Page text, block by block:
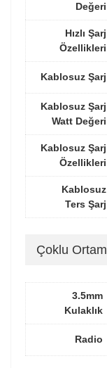
Değeri
Hızlı Şarj
Özellikleri
Kablosuz Şarj
Kablosuz Şarj
Watt Değeri
Kablosuz Şarj
Özellikleri
Kablosuz
Ters Şarj
Çoklu Ortam
3.5mm
Kulaklık
Radio